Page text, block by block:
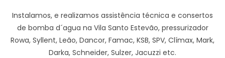
Instalamos, e realizamos assistência técnica e consertos
de bomba d´agua na Vila Santo Estevão, pressurizador
Rowa, Syllent, Leão, Dancor, Famac, KSB, SPV, Clímax, Mark,
Darka, Schneider, Sulzer, Jacuzzi etc.